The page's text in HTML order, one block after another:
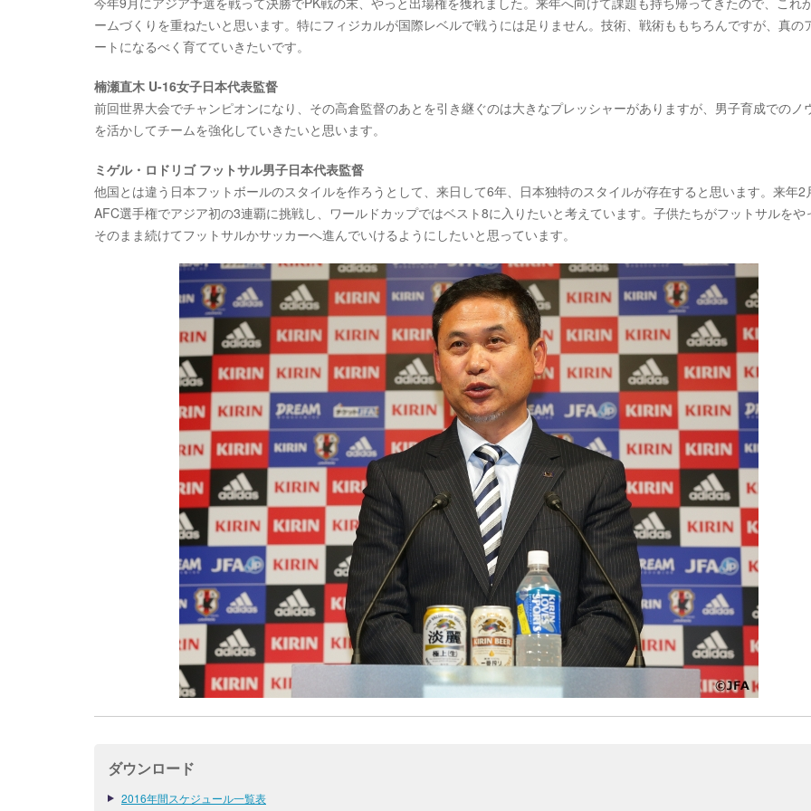
ームづくりを重ねたいと思います。特にフィジカルが国際レベルで戦うには足りません。技術、戦術ももちろんですが、真の
ートになるべく育てていきたいです。
楠瀬直木 U-16女子日本代表監督
前回世界大会でチャンピオンになり、その高倉監督のあとを引き継ぐのは大きなプレッシャーがありますが、男子育成でのノ
を活かしてチームを強化していきたいと思います。
ミゲル・ロドリゴ フットサル男子日本代表監督
他国とは違う日本フットボールのスタイルを作ろうとして、来日して6年、日本独特のスタイルが存在すると思います。来年2
AFC選手権でアジア初の3連覇に挑戦し、ワールドカップではベスト8に入りたいと考えています。子供たちがフットサルをや
そのまま続けてフットサルかサッカーへ進んでいけるようにしたいと思っています。
ダウンロード
2016年間スケジュール一覧表